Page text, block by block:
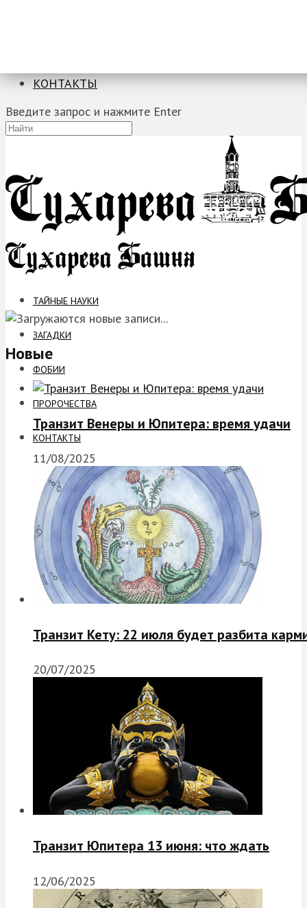
КОНТАКТЫ
Введите запрос и нажмите Enter
ТАЙНЫЕ НАУКИ
ЗАГАДКИ
ФОБИИ
ПРОРОЧЕСТВА
КОНТАКТЫ
Новые
Транзит Венеры и Юпитера: время удачи
11/08/2025
Транзит Кету: 22 июля будет разбита
20/07/2025
Транзит Юпитера 13 июня: что ждать
12/06/2025